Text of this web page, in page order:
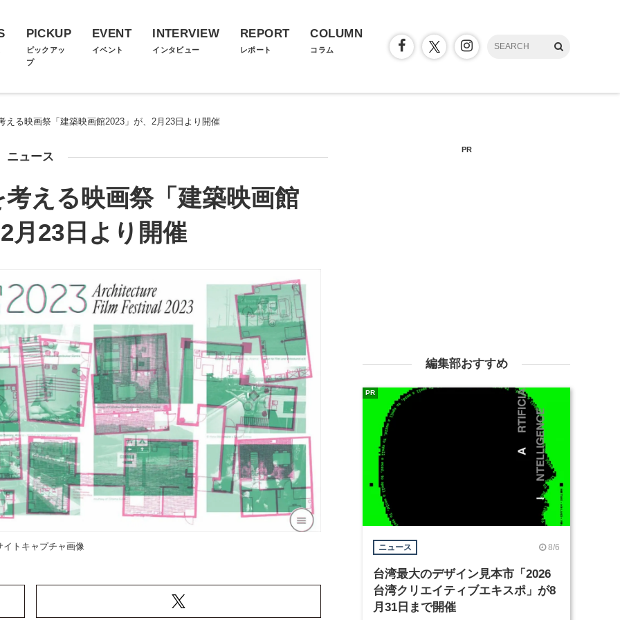
PICKUP
ピックアッ
プ
EVENT
イベント
INTERVIEW
インタビュー
REPORT
レポート
COLUMN
コラム
える映画祭「建築映画館2023」が、2月23日より開催
ニュース
える映画祭「建築映画館
月23日より開催
イトキャプチャ画像
PR
編集部おすすめ
ニュース 8/6
台湾最大のデザイン見本市「2026
台湾クリエイティブエキスポ」が8
月31日まで開催
PR